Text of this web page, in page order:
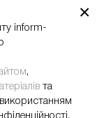
×
inform-
,
та